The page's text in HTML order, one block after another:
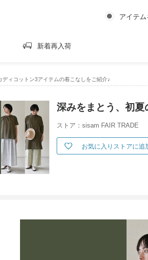
アイテ
新着再入荷
ディコットン3アイテムの着こなしをご紹介♪
深みをまとう、初夏
ストア：sisam FAIR TRADE
お気に入りストアに追